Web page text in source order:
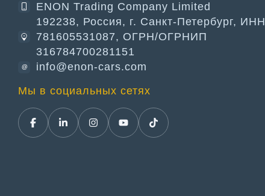
ENON Trading Company Limited
192238, Россия, г. Санкт-Петербург, ИНН
781605531087, ОГРН/ОГРНИП
316784700281151
@
info@enon-cars.com
Мы в социальных сетях